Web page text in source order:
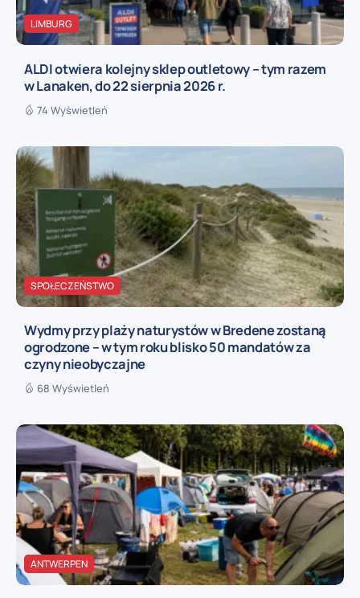
LIMBURG
ALDI otwiera kolejny sklep outletowy – tym razem
w Lanaken, do 22 sierpnia 2026 r.
74 Wyświetleń
SPOŁECZEŃSTWO
Wydmy przy plaży naturystów w Bredene zostaną
ogrodzone – w tym roku blisko 50 mandatów za
czyny nieobyczajne
68 Wyświetleń
ANTWERPEN